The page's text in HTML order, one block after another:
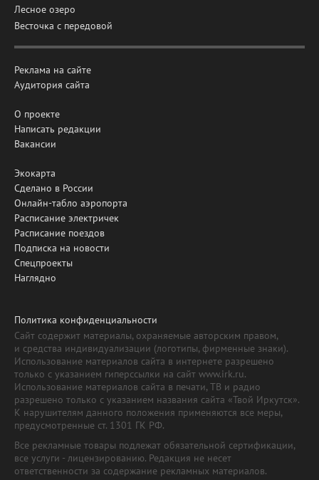
Лесное озеро
Весточка с передовой
Реклама на сайте
Аудитория сайта
О проекте
Написать редакции
Вакансии
Экокарта
Сделано в России
Онлайн-табло аэропорта
Расписание электричек
Расписание поездов
Подписка на новости
Спецпроекты
Наглядно
Политика конфиденциальности
Сайт содержит материалы, охраняемые авторским правом,
и средства индивидуализации (логотипы, фирменные знаки).
Использование материалов сайта в интернете разрешено
только с указанием гиперссылки на сайт www.irk.ru.
Использование материалов сайта в печати, ТВ и радио
разрешено только с указанием названия сайта «Твой Иркутск».
К нарушителям данного положения применяются все меры,
предусмотренные ст. 1301 ГК РФ.
Все рекламные товары подлежат обязательной сертификации,
все услуги - лицензированию. Редакция не несет
ответственности за содержание рекламных материалов.